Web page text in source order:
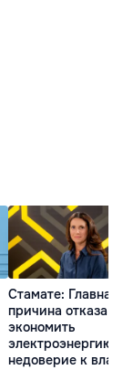
Стамате: Главная
причина отказа
экономить
электроэнергию
недоверие к